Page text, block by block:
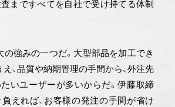
まですべてを自社で受け持てる体制
強みの一つだ。大型部品を加工でき
、品質や納期管理の手間から、外注先
いユーザーが多いからだ。伊藤取締
負えれば、お客様の発注の手間が省け